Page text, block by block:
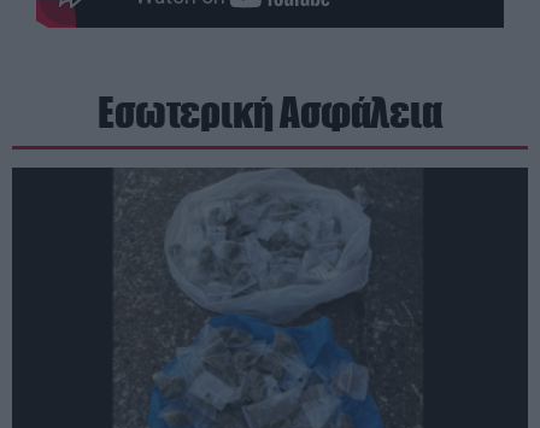
Εσωτερική Ασφάλεια